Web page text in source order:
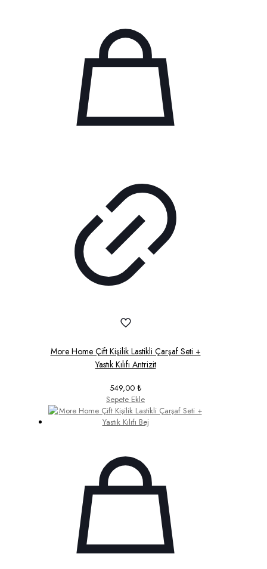
More Home Çift Kişilik Lastikli Çarşaf Seti +
Yastık Kılıfı Antrizit
549,00 ₺
Sepete Ekle